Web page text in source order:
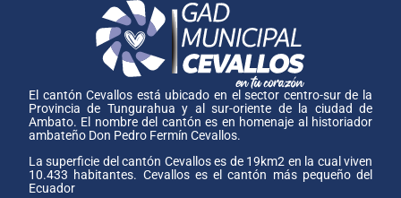
El cantón Cevallos está ubicado en el sector centro-sur de la
Provincia de Tungurahua y al sur-oriente de la ciudad de
Ambato. El nombre del cantón es en homenaje al historiador
ambateño Don Pedro Fermín Cevallos.
La superficie del cantón Cevallos es de 19km2 en la cual viven
10.433 habitantes. Cevallos es el cantón más pequeño del
Ecuador